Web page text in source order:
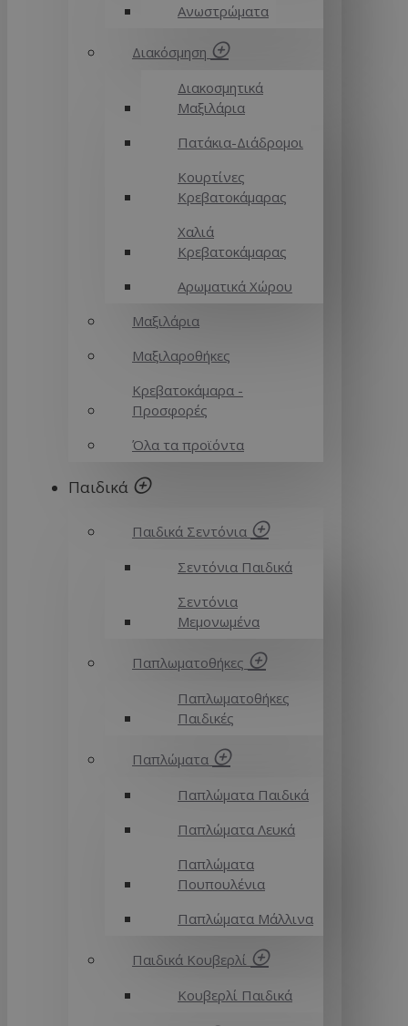
Ανωστρώματα
Διακόσμηση
Διακοσμητικά
Μαξιλάρια
Πατάκια-Διάδρομοι
Κουρτίνες
Κρεβατοκάμαρας
Χαλιά
Κρεβατοκάμαρας
Αρωματικά Χώρου
Μαξιλάρια
Μαξιλαροθήκες
Κρεβατοκάμαρα -
Προσφορές
Όλα τα προϊόντα
Παιδικά
Παιδικά Σεντόνια
Σεντόνια Παιδικά
Σεντόνια
Μεμονωμένα
Παπλωματοθήκες
Παπλωματοθήκες
Παιδικές
Παπλώματα
Παπλώματα Παιδικά
Παπλώματα Λευκά
Παπλώματα
Πουπουλένια
Παπλώματα Μάλλινα
Παιδικά Κουβερλί
Κουβερλί Παιδικά